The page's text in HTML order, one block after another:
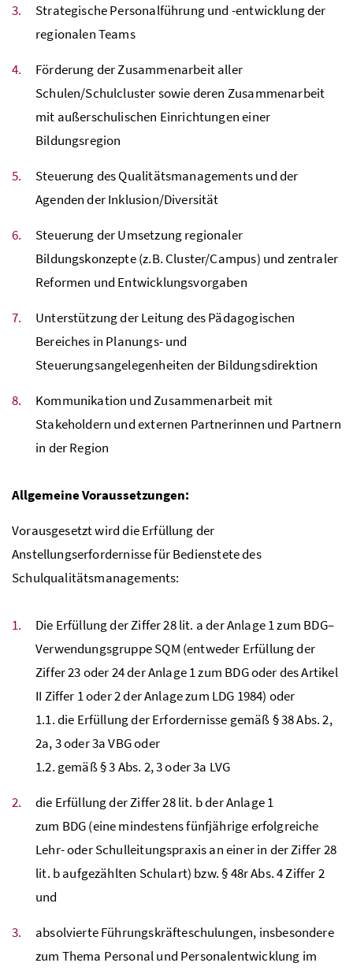
Strategische Personalführung und -entwicklung der
regionalen Teams
Förderung der Zusammenarbeit aller
Schulen/Schulcluster sowie deren Zusammenarbeit
mit außerschulischen Einrichtungen einer
Bildungsregion
Steuerung des Qualitätsmanagements und der
Agenden der Inklusion/Diversität
Steuerung der Umsetzung regionaler
Bildungskonzepte (z.B. Cluster/Campus) und zentraler
Reformen und Entwicklungsvorgaben
Unterstützung der Leitung des Pädagogischen
Bereiches in Planungs- und
Steuerungsangelegenheiten der Bildungsdirektion
Kommunikation und Zusammenarbeit mit
Stakeholdern und externen Partnerinnen und Partnern
in der Region
Allgemeine Voraussetzungen:
Vorausgesetzt wird die Erfüllung der
Anstellungserfordernisse für Bedienstete des
Schulqualitätsmanagements:
Die Erfüllung der Ziffer 28 lit. a der Anlage 1 zum BDG–
VerwendungsgruppeSQM (entweder Erfüllung der
Ziffer 23 oder 24 der Anlage 1 zum BDGoder des Artikel
II Ziffer 1 oder 2 der Anlage zum LDG 1984) oder
1.1. die Erfüllung der Erfordernisse gemäß § 38Abs.2,
2a, 3 oder 3aVBGoder
1.2. gemäß § 3Abs. 2, 3 oder 3a LVG
die Erfüllung der Ziffer 28 lit. b der Anlage 1
zum BDG(eine mindestens fünfjährige erfolgreiche
Lehr- oder Schulleitungspraxis an einer in der Ziffer 28
lit. b aufgezählten Schulart) bzw. § 48r Abs. 4 Ziffer 2
und
absolvierte Führungskräfteschulungen, insbesondere
zum Thema Personal und Personalentwicklung im